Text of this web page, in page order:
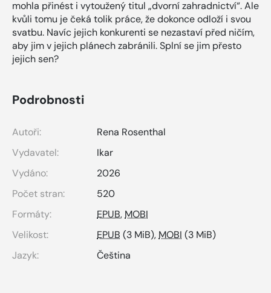
mohla přinést i vytoužený titul „dvorní zahradnictví“. Ale
kvůli tomu je čeká tolik práce, že dokonce odloží i svou
svatbu. Navíc jejich konkurenti se nezastaví před ničím,
aby jim v jejich plánech zabránili. Splní se jim přesto
jejich sen?
Podrobnosti
Autoři:
Rena Rosenthal
Vydavatel:
Ikar
Vydáno:
2026
Počet stran:
520
Formáty:
EPUB,MOBI
Velikost:
EPUB (3 MiB),MOBI (3 MiB)
Jazyk:
Čeština